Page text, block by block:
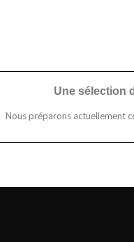
Une sélection
Nous préparons actuellement